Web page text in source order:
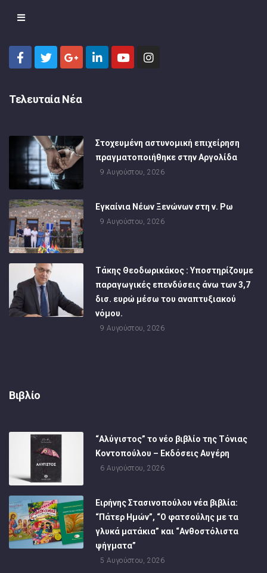
Τελευταία Νέα
Στοχευμένη αστυνομική επιχείρηση
πραγματοποιήθηκε στην Αργολίδα
9 Αυγούστου, 2026
Εγκαίνια Νέων Ξενώνων στη ν. Ρω
9 Αυγούστου, 2026
Τάκης Θεοδωρικάκος : Υποστηρίζουμε
παραγωγικές επενδύσεις άνω των 3,7
δισ. ευρώ μέσω του αναπτυξιακού
νόμου.
9 Αυγούστου, 2026
Βιβλίο
“Αλύγιστος” το νέο βιβλίο της Τόνιας
Κοντοπούλου – Εκδόσεις Αυγέρη
6 Αυγούστου, 2026
Ειρήνης Στασινοπούλου νέα βιβλία:
“Πάτερ Ημών”, “Ο φατσούλης με τα
γλυκά ματάκια” και “Ανθοστόλιστα
ψήγματα”
5 Αυγούστου, 2026